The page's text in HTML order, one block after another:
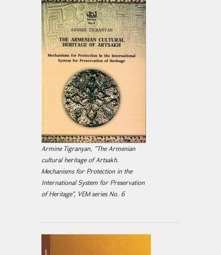
Armine Tigranyan, "The Armenian
cultural heritage of Artsakh.
Mechanisms for Protection in the
International System for Preservation
of Heritage", VEM series No. 6